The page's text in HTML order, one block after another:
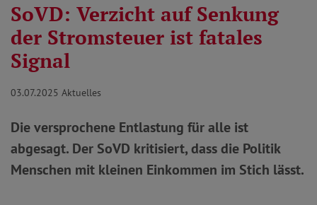
SoVD: Verzicht auf Senkung
der Stromsteuer ist fatales
Signal
03.07.2025 Aktuelles
Die versprochene Entlastung für alle ist
abgesagt. Der SoVD kritisiert, dass die Politik
Menschen mit kleinen Einkommen im Stich lässt.